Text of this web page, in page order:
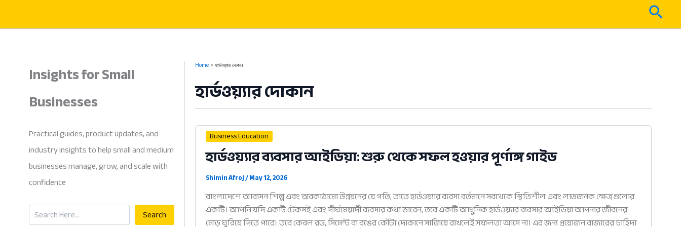
content
Insights for Small
Businesses
Practical guides, product updates, and
industry insights to help small and medium
businesses manage, grow, and scale with
confidence
Search Search
Home হার্ডওয়্যার দোকান
হার্ডওয়্যার দোকান
Business Education
হার্ডওয়্যার ব্যবসার আইডিয়া: শুরু থেকে সফল হওয়ার পূর্ণাঙ্গ গাইড
Shimin Afroj/May 12, 2026
বাংলাদেশে আবাসন শিল্প এবং অবকাঠামো উন্নয়নের যে গতি, তাতে হার্ডওয়্যার ব্যবসা বর্তমানে সবথেকে স্থিতিশীল এবং লাভজনক ক্ষেত্রগুলোর
একটি। আপনি যদি একটি টেকসই এবং দীর্ঘমেয়াদী ব্যবসার কথা ভাবেন, তবে একটি আধুনিক হার্ডওয়্যার ব্যবসার আইডিয়া আপনার জীবনের
মোড় ঘুরিয়ে দিতে পারে। তবে কেবল রড, সিমেন্ট বা রঙের কৌটা দোকানে সাজিয়ে রাখলেই সফলতা আসে না। এর জন্য প্রয়োজন বাজারের চাহিদা